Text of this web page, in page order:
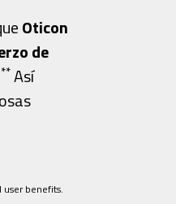
Oticon
de
**Así
user benefits.